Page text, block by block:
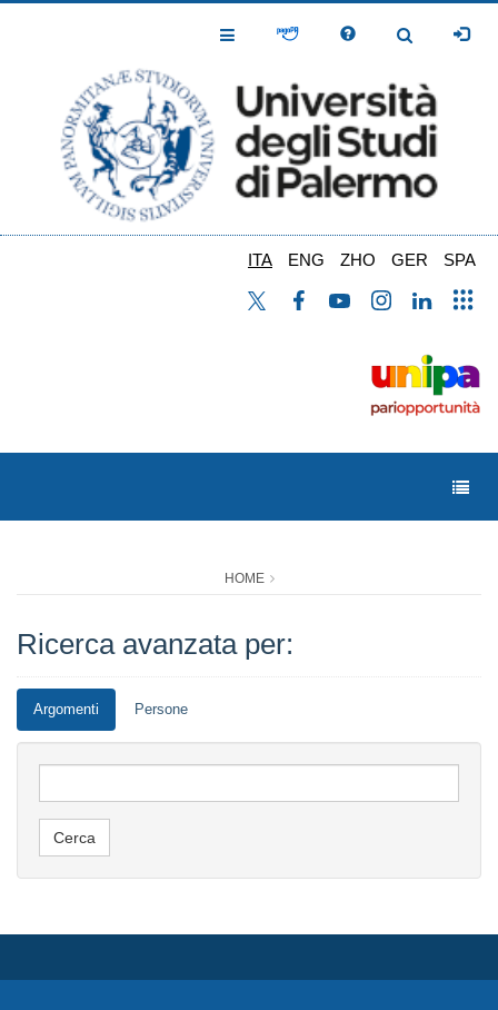
Toggle
Toggle
ITA ENG ZHO GER SPA
HOME
Ricerca avanzata per:
Argomenti Persone